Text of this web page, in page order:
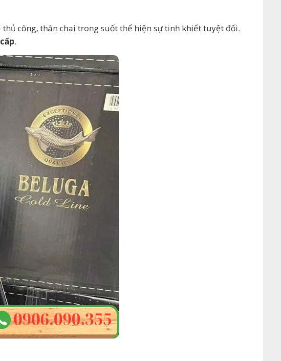
công, thân chai trong suốt thể hiện sự tinh khiết tuyệt đối.
.